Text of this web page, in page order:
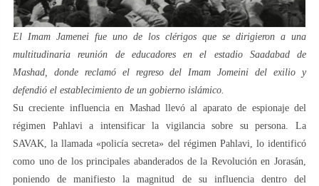
El Imam Jamenei fue uno de los clérigos que se dirigieron a una
multitudinaria reunión de educadores en el estadio Saadabad de
Mashad, donde reclamó el regreso del Imam Jomeini del exilio y
defendió el establecimiento de un gobierno islámico.
Su creciente influencia en Mashad llevó al aparato de espionaje del
régimen Pahlavi a intensificar la vigilancia sobre su persona. La
SAVAK, la llamada «policía secreta» del régimen Pahlavi, lo identificó
como uno de los principales abanderados de la Revolución en Jorasán,
poniendo de manifiesto la magnitud de su influencia dentro del